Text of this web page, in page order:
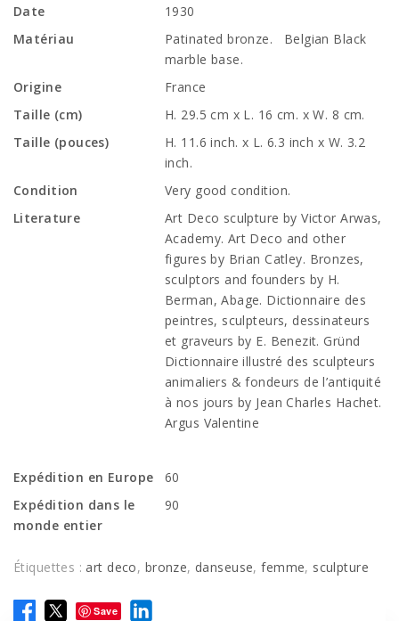
Date
1930
Matériau
Patinated bronze. Belgian Black
marble base.
Origine
France
Taille (cm)
H. 29.5 cm x L. 16 cm. x W. 8 cm.
Taille (pouces)
H. 11.6 inch. x L. 6.3 inch x W. 3.2
inch.
Condition
Very good condition.
Literature
Art Deco sculpture by Victor Arwas,
Academy. Art Deco and other
figures by Brian Catley. Bronzes,
sculptors and founders by H.
Berman, Abage. Dictionnaire des
peintres, sculpteurs, dessinateurs
et graveurs by E. Benezit. Gründ
Dictionnaire illustré des sculpteurs
animaliers & fondeurs de l’antiquité
à nos jours by Jean Charles Hachet.
Argus Valentine
Expédition en Europe
60
Expédition dans le
monde entier
90
Étiquettes : art deco, bronze, danseuse,femme, sculpture
Save